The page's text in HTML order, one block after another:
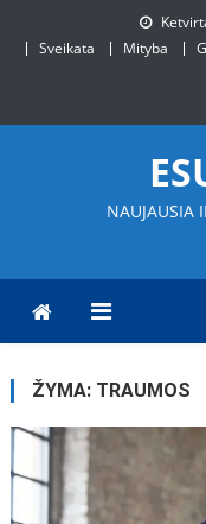
Sveikata
Mityba
NAUJAUSIA
ŽYMA: TRAUMOS